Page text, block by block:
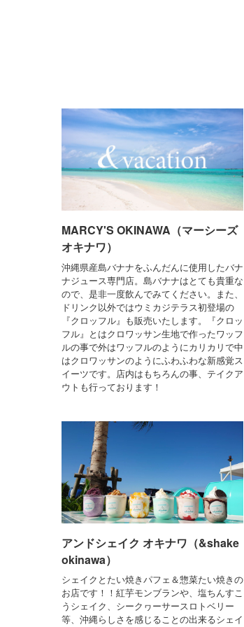
MARCY'S OKINAWA（マーシーズ
オキナワ）
沖縄県産島バナナをふんだんに使用したバナ
ナジュース専門店。島バナナはとても貴重な
ので、是非一度飲んでみてください。また、
ドリンク以外ではウミカジテラス初登場の
『クロッフル』も販売いたします。『クロッ
フル』とはクロワッサン生地で作ったワッフ
ルの事で外はワッフルのようにカリカリで中
はクロワッサンのようにふわふわな新感覚ス
イーツです。店内はもちろんの事、テイクア
ウトも行っております！
アンドシェイク オキナワ（&shake
okinawa）
シェイクとたい焼きパフェ＆惣菜たい焼きの
お店です！！紅芋モンブランや、塩ちんすこ
うシェイク、シークヮーサースロトベリー
等、沖縄らしさを感じることの出来るシェイ